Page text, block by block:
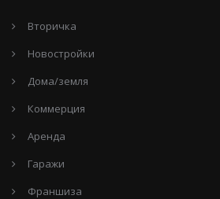
Вторичка
Новостройки
Дома/земля
Коммерция
Аренда
Гаражи
Франшиза